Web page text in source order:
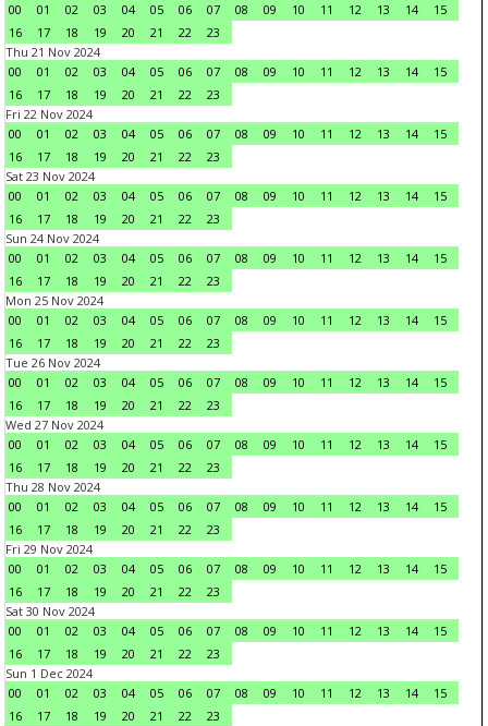
00
01 02 03 04 05 06 07 08 09 10 11 12 13 14
15
16
17 18 19 20 21 22
23
Thu 21 Nov 2024
00
01 02 03 04 05 06 07 08 09 10 11 12 13 14
15
16
17 18 19 20 21 22
23
Fri 22 Nov 2024
00
01 02 03 04 05 06 07 08 09 10 11 12 13 14
15
16
17 18 19 20 21 22
23
Sat 23 Nov 2024
00
01 02 03 04 05 06 07 08 09 10 11 12 13 14
15
16
17 18 19 20 21 22
23
Sun 24 Nov 2024
00
01 02 03 04 05 06 07 08 09 10 11 12 13 14
15
16
17 18 19 20 21 22
23
Mon 25 Nov 2024
00
01 02 03 04 05 06 07 08 09 10 11 12 13 14
15
16
17 18 19 20 21 22
23
Tue 26 Nov 2024
00
01 02 03 04 05 06 07 08 09 10 11 12 13 14
15
16
17 18 19 20 21 22
23
Wed 27 Nov 2024
00
01 02 03 04 05 06 07 08 09 10 11 12 13 14
15
16
17 18 19 20 21 22
23
Thu 28 Nov 2024
00
01 02 03 04 05 06 07 08 09 10 11 12 13 14
15
16
17 18 19 20 21 22
23
Fri 29 Nov 2024
00
01 02 03 04 05 06 07 08 09 10 11 12 13 14
15
16
17 18 19 20 21 22
23
Sat 30 Nov 2024
00
01 02 03 04 05 06 07 08 09 10 11 12 13 14
15
16
17 18 19 20 21 22
23
Sun 1 Dec 2024
00
01 02 03 04 05 06 07 08 09 10 11 12 13 14
15
16
17 18 19 20 21 22
23